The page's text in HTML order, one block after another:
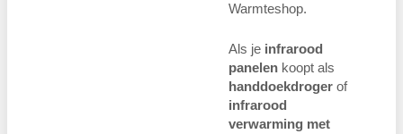
Warmteshop.
Als je infrarood
panelen koopt als
handdoekdroger of
infrarood
verwarming met